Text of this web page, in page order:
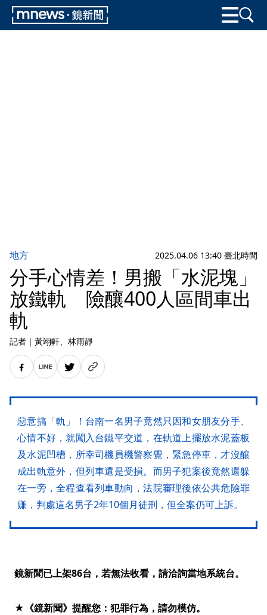
地方 2025.04.06 13:40 臺北時間
分手心情差！男搬「水泥塊」
放鐵軌 險釀400人區間車出
軌
記者 ｜ 黃翊軒、林雨靜
惡意搞「軌」！台南一名男子竟然只因和女朋友分手、
心情不好，就闖入台鐵平交道，在軌道上擺放水泥蓋板
及水泥凹槽，所幸司機員機警察覺，緊急停車，才沒釀
成出軌意外，但列車還是受損。而男子犯案後竟然還躲
在一旁，全程查看列車動向，法院審理後依公共危險罪
嫌，判處這名男子2年10個月徒刑，但全案仍可上訴。
鏡新聞已上架86台，若無法收看，請洽詢當地系統台。
★《鏡新聞》提醒您：犯罪行為，請勿模仿。